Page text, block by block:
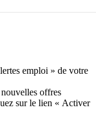
emploi » de votre
offres
sur le lien « Activer